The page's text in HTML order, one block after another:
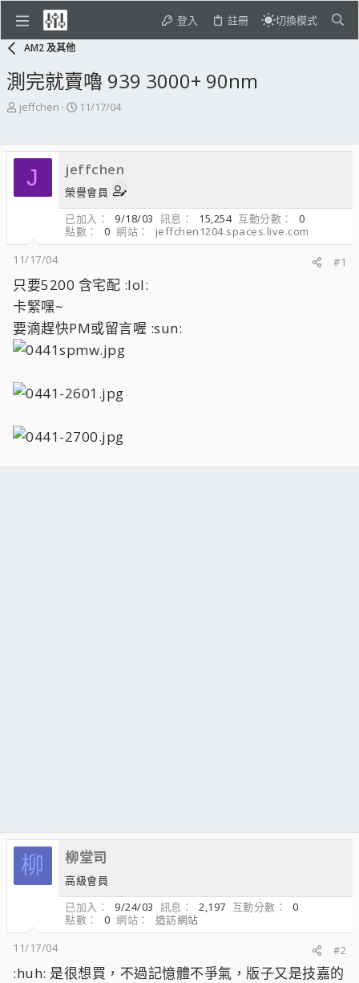
登入 註冊 切換模式
AM2 及其他
測完就賣嚕 939 3000+ 90nm
主
起
jeffchen
開
期
11/17/04
J jeffchen
榮譽會員
已加入
9/18/03 訊息 15,254 互動分數
0
點數
0 網站
jeffchen1204.spaces.live.com
11/17/04
#1
只要5200 含宅配 :lol:
卡緊嘿~
要滴趕快PM或留言喔 :sun:
柳 柳堂司
高級會員
已加入
9/24/03 訊息 2,197 互動分數
0
點數
0 網站
造訪網站
11/17/04
#2
:huh: 是很想買，不過記憶體不爭氣，版子又是技嘉的